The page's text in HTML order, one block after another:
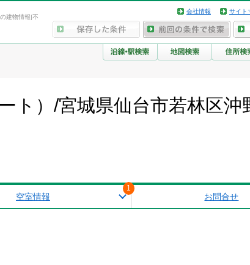
建物情報|不
会社情報 サイト
ト）/宮城県仙台市若林区沖
空室情報
1
お問合せ